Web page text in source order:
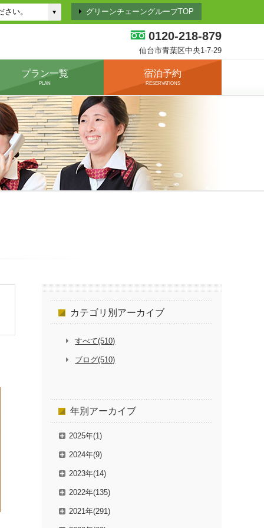
グリーンチェーングループTOP
0120-218-879
仙台市青葉区中央1-7-29
プラン一覧
PLAN
宿泊予約
RESERVATIONS
カテゴリ別アーカイブ
すべて(510)
ブログ(510)
年別アーカイブ
2025年(1)
2024年(9)
2023年(14)
2022年(135)
2021年(291)